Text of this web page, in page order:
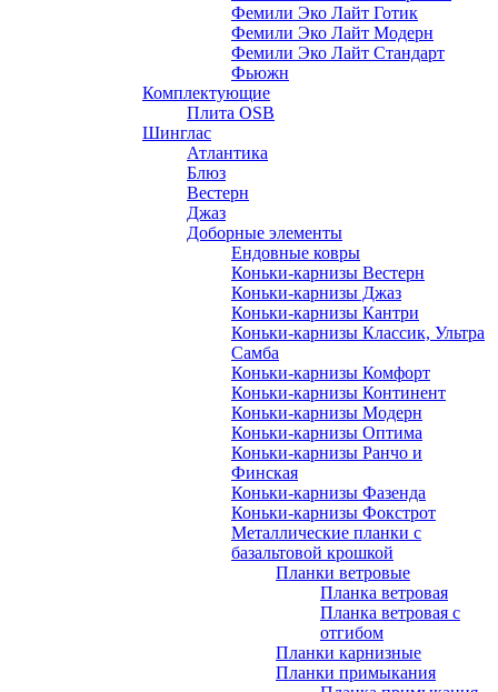
Фемили Эко Лайт Готик
Фемили Эко Лайт Модерн
Фемили Эко Лайт Стандарт
Фьюжн
Комплектующие
Плита OSB
Шинглас
Атлантика
Блюз
Вестерн
Джаз
Доборные элементы
Ендовные ковры
Коньки-карнизы Вестерн
Коньки-карнизы Джаз
Коньки-карнизы Кантри
Коньки-карнизы Классик, Ультра
Самба
Коньки-карнизы Комфорт
Коньки-карнизы Континент
Коньки-карнизы Модерн
Коньки-карнизы Оптима
Коньки-карнизы Ранчо и
Финская
Коньки-карнизы Фазенда
Коньки-карнизы Фокстрот
Металлические планки с
базальтовой крошкой
Планки ветровые
Планка ветровая
Планка ветровая с
отгибом
Планки карнизные
Планки примыкания